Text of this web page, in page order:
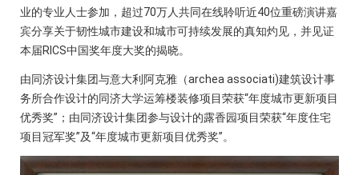
业的专业人士参加，超过70万人共同在线聆听近40位重磅演讲嘉
宾分享关于韧性城市建设和城市可持续发展的真知灼见，并见证
本届RICS中国奖年度大奖的揭晓。
由同济设计集团与意大利阿克雅（archea associati)建筑设计事
务所合作设计的同济大学运筹楼装修项目荣获“年度城市更新项目
优秀奖”；由同济设计集团参与设计的露香园项目荣获“年度住宅
项目冠军奖”及“年度城市更新项目优秀奖”。